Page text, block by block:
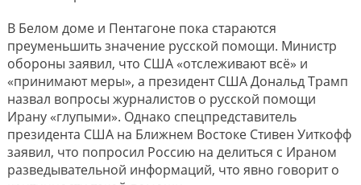
В Белом доме и Пентагоне пока стараются
преуменьшить значение русской помощи. Министр
обороны заявил, что США «отслеживают всё» и
«принимают меры», а президент США Дональд Трамп
назвал вопросы журналистов о русской помощи
Ирану «глупыми». Однако спецпредставитель
президента США на Ближнем Востоке Стивен Уиткофф
заявил, что попросил Россию на делиться с Ираном
разведывательной информаций, что явно говорит о